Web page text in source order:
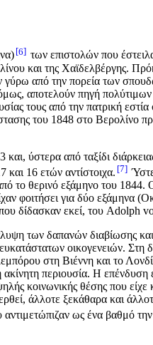
6
των επιστολών που
και της Χαϊδελβέργης.
γύρω από την πορεία των
αποτελούν πηγή
τους από την πατρική
του 1848 στο Βερολίνο
ύστερα από ταξίδι
και 16 ετών αντίστοιχα. 7
θερινό εξάμηνο του 1844.
φοιτήσει για δύο εξάμηνα
δίδασκαν εκεί, του
των δαπανών διαβίωσης
οικογενειών.
στη Βιέννη και το
περιουσία. Η
κοινωνικής θέσης που είχε
άλλοτε ξεκάθαρα και
αντιμετώπιζαν ως ένα βαθμό